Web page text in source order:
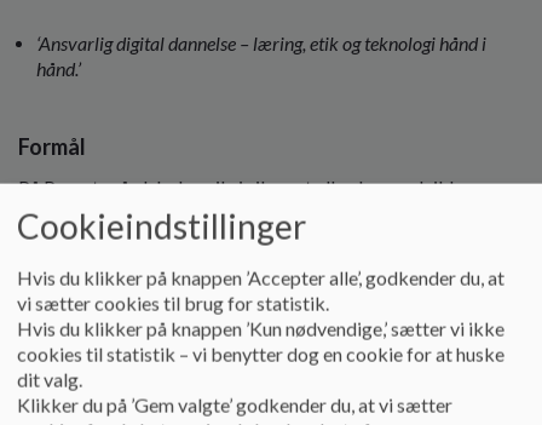
d
‘Ansvarlig digital dannelse – læring, etik og teknologi hånd i
hånd.’
Formål
På Provstegårdskolen vil vi sikre, at alle elever udvikler
relevante kompetencer inden for it, digital adfærd og
teknologiforståelse, så de kan begå sig trygt og ansvarligt i
Retninger
Skolen bestræber sig på at integrere digital dannelse og
teknologiforståelse i undervisningen på tværs af fag, så alle
elever får adgang til både praktiske færdigheder og kritisk
Cookieindstillinger
Hvis du klikker på knappen ’Accepter alle’, godkender du, at
vi sætter cookies til brug for statistik.
Hvis du klikker på knappen ’Kun nødvendige,’ sætter vi ikke
cookies til statistik – vi benytter dog en cookie for at huske
dit valg.
Klikker du på ’Gem valgte’ godkender du, at vi sætter